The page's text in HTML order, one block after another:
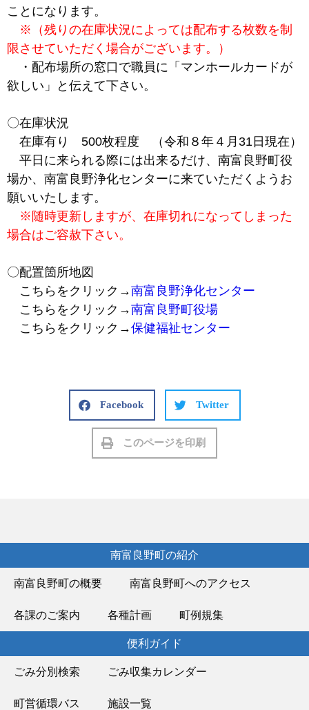
ことになります。
※（残りの在庫状況によっては配布する枚数を制
限させていただく場合がございます。）
・配布場所の窓口で職員に「マンホールカードが
欲しい」と伝えて下さい。
〇在庫状況
在庫有り 500枚程度 （令和８年４月31日現在）
平日に来られる際には出来るだけ、南富良野町役
場か、南富良野浄化センターに来ていただくようお
願いいたします。
※随時更新しますが、在庫切れになってしまった
場合はご容赦下さい。
〇配置箇所地図
こちらをクリック→南富良野浄化センター
こちらをクリック→南富良野町役場
こちらをクリック→保健福祉センター
Facebook Twitter
このページを印刷
南富良野町の紹介
南富良野町の概要 南富良野町へのアクセス
各課のご案内 各種計画 町例規集
便利ガイド
ごみ分別検索 ごみ収集カレンダー
町営循環バス 施設一覧